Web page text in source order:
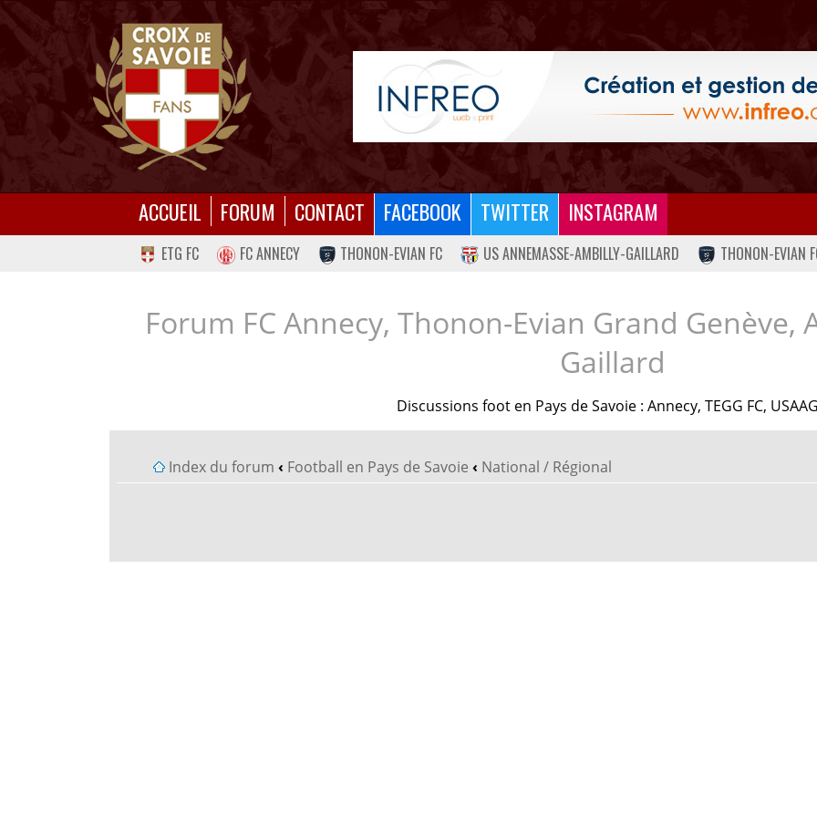
ACCUEIL FORUM CONTACT FACEBOOK TWITTER INSTAGRAM
ETG FC FC ANNECY THONON-EVIAN FC US ANNEMASSE-AMBILLY-GAILLARD THONON-EVIAN
Forum FC Annecy, Thonon-Evian Grand Genève,
Gaillard
Discussions foot en Pays de Savoie : Annecy, TEGG FC,
Index du forum ‹ Football en Pays de Savoie ‹ National / Régional